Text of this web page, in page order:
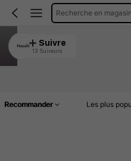
Recherche en magasin
Haoshi
4.96
Suivre
13 Suiveurs
Recommander Les plus